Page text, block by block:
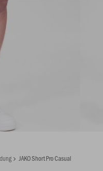
JAKO Short Pro Casual